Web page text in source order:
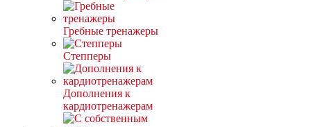
Гребные тренажеры
Степперы
Дополнения к
кардиотренажерам